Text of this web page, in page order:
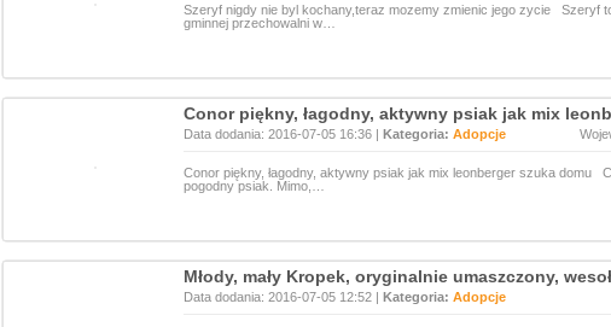
Szeryf nigdy nie byl kochany,teraz mozemy zmienic jego zycie Szeryf
gminnej przechowalni w…
Conor piękny, łagodny, aktywny psiak jak mix
Data dodania: 2016-07-05 16:36 | Kategoria: Adopcje
Conor piękny, łagodny, aktywny psiak jak mix leonberger szuka domu
pogodny psiak. Mimo,…
Młody, mały Kropek, oryginalnie umaszczony,
Data dodania: 2016-07-05 12:52 | Kategoria: Adopcje